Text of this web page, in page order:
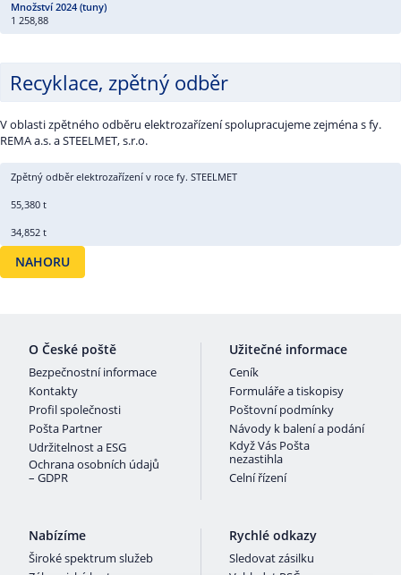
1 258,88
Recyklace, zpětný odběr
V oblasti zpětného odběru elektrozařízení spolupracujeme zejména s fy.
REMA a.s. a STEELMET, s.r.o.
Zpětný odběr elektrozařízení v roce fy. STEELMET
55,380 t
34,852 t
NAHORU
O České poště
Bezpečnostní informace
Kontakty
Profil společnosti
Pošta Partner
Udržitelnost a ESG
Ochrana osobních údajů
– GDPR
Užitečné informace
Ceník
Formuláře a tiskopisy
Poštovní podmínky
Návody k balení a podání
Když Vás Pošta
nezastihla
Celní řízení
Nabízíme
Široké spektrum služeb
Rychlé odkazy
Sledovat zásilku